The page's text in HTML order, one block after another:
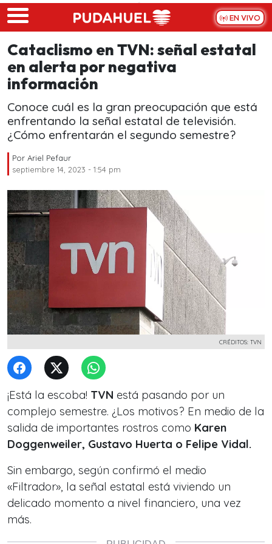
Skip to main content
EN VIVO
Cataclismo en TVN: señal estatal
en alerta por negativa
información
Conoce cuál es la gran preocupación que está
enfrentando la señal estatal de televisión.
¿Cómo enfrentarán el segundo semestre?
Por Ariel Pefaur
septiembre 14, 2023 - 1:54 pm
CRÉDITOS: TVN
¡Está la escoba! TVN está pasando por un
complejo semestre. ¿Los motivos? En medio de la
salida de importantes rostros como Karen
Doggenweiler, Gustavo Huerta o Felipe Vidal.
Sin embargo, según confirmó el medio
«Filtrador», la señal estatal está viviendo un
delicado momento a nivel financiero, una vez
más.